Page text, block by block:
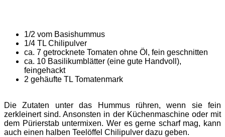
1/2 vom Basishummus
1/4 TL Chilipulver
ca. 7 getrocknete Tomaten ohne Öl, fein geschnitten
ca. 10 Basilikumblätter (eine gute Handvoll),
feingehackt
2 gehäufte TL Tomatenmark
Die Zutaten unter das Hummus rühren, wenn sie fein
zerkleinert sind. Ansonsten in der Küchenmaschine oder mit
dem Pürierstab untermixen. Wer es gerne scharf mag, kann
auch einen halben Teelöffel Chilipulver dazu geben.